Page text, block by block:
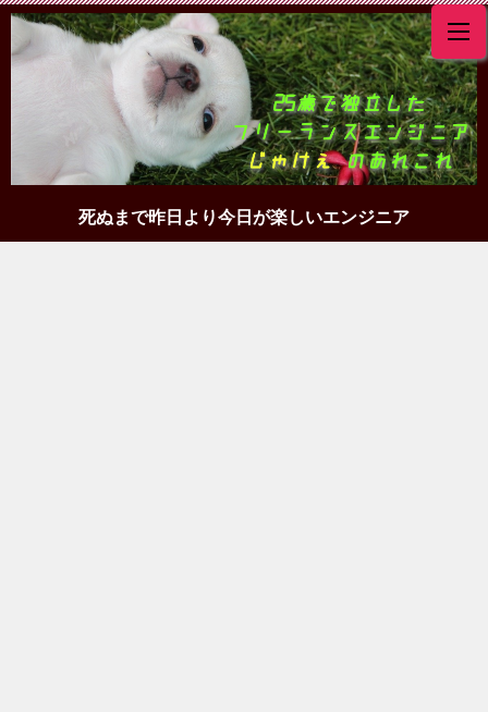
死ぬまで昨日より今日が楽しいエンジニア